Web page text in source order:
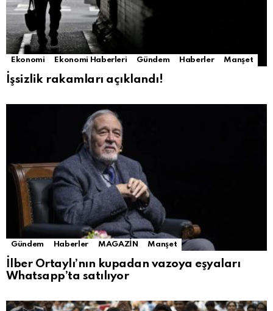
Ekonomi Ekonomi Haberleri Gündem Haberler Manşet
İşsizlik rakamları açıklandı!
Gündem Haberler MAGAZİN Manşet
İlber Ortaylı’nın kupadan vazoya eşyaları
Whatsapp’ta satılıyor